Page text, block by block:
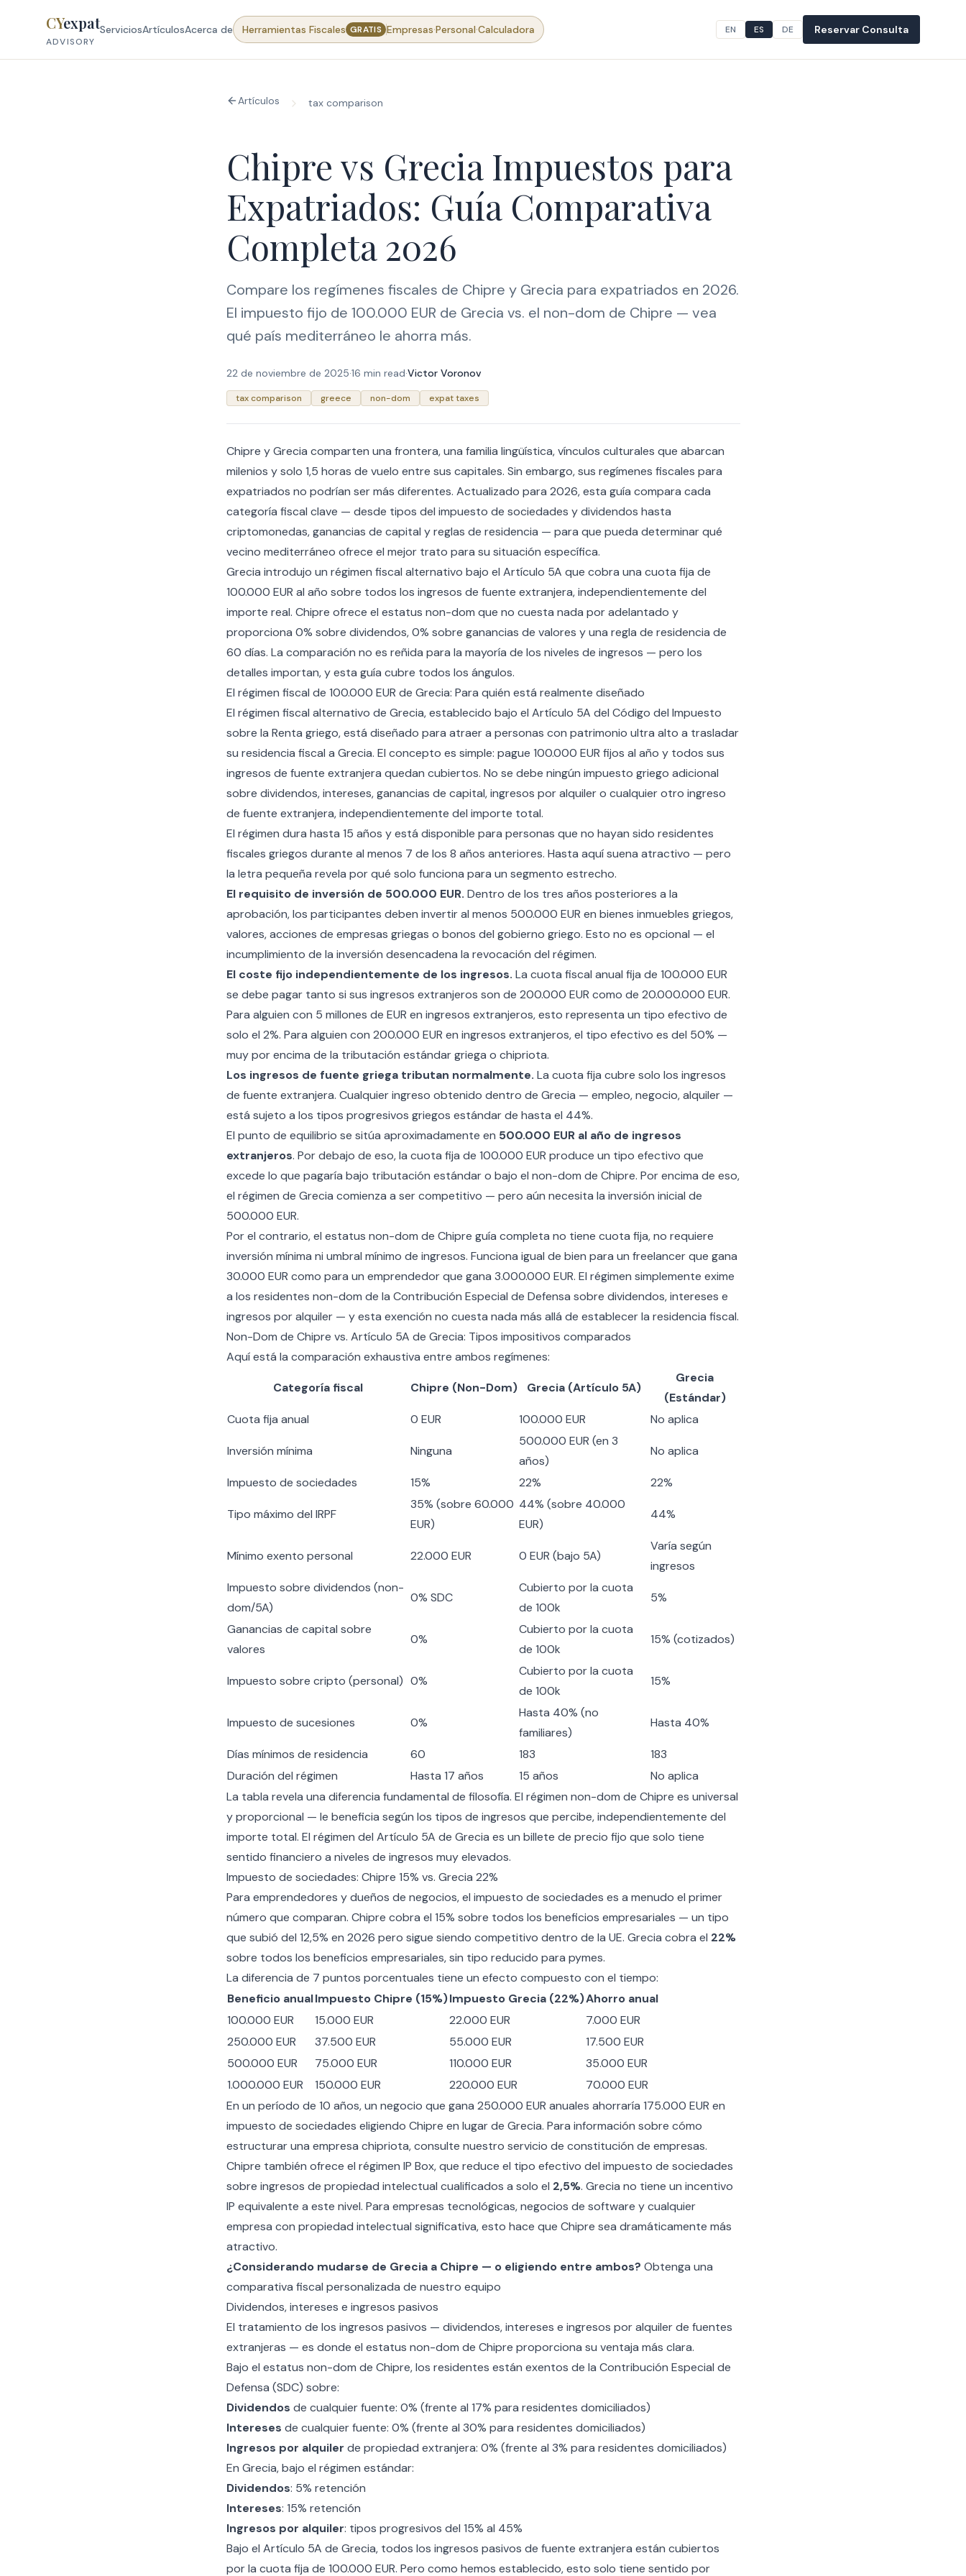
CYexpat
ADVISORY
ServiciosArtículosAcerca de Herramientas Fiscales GRATIS Empresas·Personal·Calculadora EN ES DE Reservar Consulta
Artículos tax comparison
Chipre vs Grecia Impuestos para
Expatriados: Guía Comparativa
Completa 2026
Compare los regímenes fiscales de Chipre y Grecia para expatriados en 2026.
El impuesto fijo de 100.000 EUR de Grecia vs. el non-dom de Chipre — vea
qué país mediterráneo le ahorra más.
22 de noviembre de 2025·16 min read·Victor Voronov
tax comparison greece non-dom expat taxes
Chipre y Grecia comparten una frontera, una familia lingüística, vínculos culturales que abarcan
milenios y solo 1,5 horas de vuelo entre sus capitales. Sin embargo, sus regímenes fiscales para
expatriados no podrían ser más diferentes. Actualizado para 2026, esta guía compara cada
categoría fiscal clave — desde tipos del impuesto de sociedades y dividendos hasta
criptomonedas, ganancias de capital y reglas de residencia — para que pueda determinar qué
vecino mediterráneo ofrece el mejor trato para su situación específica.
Grecia introdujo un régimen fiscal alternativo bajo el Artículo 5A que cobra una cuota fija de
100.000 EUR al año sobre todos los ingresos de fuente extranjera, independientemente del
importe real. Chipre ofrece el estatus non-dom que no cuesta nada por adelantado y
proporciona 0% sobre dividendos, 0% sobre ganancias de valores y una regla de residencia de
60 días. La comparación no es reñida para la mayoría de los niveles de ingresos — pero los
detalles importan, y esta guía cubre todos los ángulos.
El régimen fiscal de 100.000 EUR de Grecia: Para quién está realmente diseñado
El régimen fiscal alternativo de Grecia, establecido bajo el Artículo 5A del Código del Impuesto
sobre la Renta griego, está diseñado para atraer a personas con patrimonio ultra alto a trasladar
su residencia fiscal a Grecia. El concepto es simple: pague 100.000 EUR fijos al año y todos sus
ingresos de fuente extranjera quedan cubiertos. No se debe ningún impuesto griego adicional
sobre dividendos, intereses, ganancias de capital, ingresos por alquiler o cualquier otro ingreso
de fuente extranjera, independientemente del importe total.
El régimen dura hasta 15 años y está disponible para personas que no hayan sido residentes
fiscales griegos durante al menos 7 de los 8 años anteriores. Hasta aquí suena atractivo — pero
la letra pequeña revela por qué solo funciona para un segmento estrecho.
El requisito de inversión de 500.000 EUR. Dentro de los tres años posteriores a la
aprobación, los participantes deben invertir al menos 500.000 EUR en bienes inmuebles griegos,
valores, acciones de empresas griegas o bonos del gobierno griego. Esto no es opcional — el
incumplimiento de la inversión desencadena la revocación del régimen.
El coste fijo independientemente de los ingresos. La cuota fiscal anual fija de 100.000 EUR
se debe pagar tanto si sus ingresos extranjeros son de 200.000 EUR como de 20.000.000 EUR.
Para alguien con 5 millones de EUR en ingresos extranjeros, esto representa un tipo efectivo de
solo el 2%. Para alguien con 200.000 EUR en ingresos extranjeros, el tipo efectivo es del 50% —
muy por encima de la tributación estándar griega o chipriota.
Los ingresos de fuente griega tributan normalmente. La cuota fija cubre solo los ingresos
de fuente extranjera. Cualquier ingreso obtenido dentro de Grecia — empleo, negocio, alquiler —
está sujeto a los tipos progresivos griegos estándar de hasta el 44%.
El punto de equilibrio se sitúa aproximadamente en 500.000 EUR al año de ingresos
extranjeros. Por debajo de eso, la cuota fija de 100.000 EUR produce un tipo efectivo que
excede lo que pagaría bajo tributación estándar o bajo el non-dom de Chipre. Por encima de eso,
el régimen de Grecia comienza a ser competitivo — pero aún necesita la inversión inicial de
500.000 EUR.
Por el contrario, el estatus non-dom de Chipre guía completa no tiene cuota fija, no requiere
inversión mínima ni umbral mínimo de ingresos. Funciona igual de bien para un freelancer que gana
30.000 EUR como para un emprendedor que gana 3.000.000 EUR. El régimen simplemente exime
a los residentes non-dom de la Contribución Especial de Defensa sobre dividendos, intereses e
ingresos por alquiler — y esta exención no cuesta nada más allá de establecer la residencia fiscal.
Non-Dom de Chipre vs. Artículo 5A de Grecia: Tipos impositivos comparados
Aquí está la comparación exhaustiva entre ambos regímenes:
Categoría fiscal Chipre (Non-Dom) Grecia (Artículo 5A)
Grecia
(Estándar)
Cuota fija anual
0 EUR 100.000 EUR No aplica
Inversión mínima Ninguna
500.000 EUR (en 3
años)
No aplica
Impuesto de sociedades 15% 22% 22%
Tipo máximo del IRPF
35% (sobre 60.000
EUR)
44% (sobre 40.000
EUR)
44%
Mínimo exento personal 22.000 EUR 0 EUR (bajo 5A)
Varía según
ingresos
Impuesto sobre dividendos (non-
dom/5A)
0% SDC
Cubierto por la cuota
de 100k
5%
Ganancias de capital sobre
valores
0%
Cubierto por la cuota
de 100k
15% (cotizados)
Impuesto sobre cripto (personal) 0%
Cubierto por la cuota
de 100k
15%
Impuesto de sucesiones 0%
Hasta 40% (no
familiares)
Hasta 40%
Días mínimos de residencia 60 183
183
Duración del régimen
Hasta 17 años 15 años
No aplica
La tabla revela una diferencia fundamental de filosofía. El régimen non-dom de Chipre es universal
y proporcional — le beneficia según los tipos de ingresos que percibe, independientemente del
importe total. El régimen del Artículo 5A de Grecia es un billete de precio fijo que solo tiene
sentido financiero a niveles de ingresos muy elevados.
Impuesto de sociedades: Chipre 15% vs. Grecia 22%
Para emprendedores y dueños de negocios, el impuesto de sociedades es a menudo el primer
número que comparan. Chipre cobra el 15% sobre todos los beneficios empresariales — un tipo
que subió del 12,5% en 2026 pero sigue siendo competitivo dentro de la UE. Grecia cobra el 22%
sobre todos los beneficios empresariales, sin tipo reducido para pymes.
La diferencia de 7 puntos porcentuales tiene un efecto compuesto con el tiempo:
Beneficio anualImpuesto Chipre (15%)Impuesto Grecia (22%)Ahorro anual
100.000 EUR
15.000 EUR 22.000 EUR
7.000 EUR
250.000 EUR
37.500 EUR 55.000 EUR
17.500 EUR
500.000 EUR
75.000 EUR 110.000 EUR
35.000 EUR
1.000.000 EUR
150.000 EUR 220.000 EUR
70.000 EUR
En un período de 10 años, un negocio que gana 250.000 EUR anuales ahorraría 175.000 EUR en
impuesto de sociedades eligiendo Chipre en lugar de Grecia. Para información sobre cómo
estructurar una empresa chipriota, consulte nuestro servicio de constitución de empresas.
Chipre también ofrece el régimen IP Box, que reduce el tipo efectivo del impuesto de sociedades
sobre ingresos de propiedad intelectual cualificados a solo el 2,5%. Grecia no tiene un incentivo
IP equivalente a este nivel. Para empresas tecnológicas, negocios de software y cualquier
empresa con propiedad intelectual significativa, esto hace que Chipre sea dramáticamente más
atractivo.
¿Considerando mudarse de Grecia a Chipre — o eligiendo entre ambos? Obtenga una
comparativa fiscal personalizada de nuestro equipo
Dividendos, intereses e ingresos pasivos
El tratamiento de los ingresos pasivos — dividendos, intereses e ingresos por alquiler de fuentes
extranjeras — es donde el estatus non-dom de Chipre proporciona su ventaja más clara.
Bajo el estatus non-dom de Chipre, los residentes están exentos de la Contribución Especial de
Defensa (SDC) sobre:
Dividendos de cualquier fuente: 0% (frente al 17% para residentes domiciliados)
Intereses de cualquier fuente: 0% (frente al 30% para residentes domiciliados)
Ingresos por alquiler de propiedad extranjera: 0% (frente al 3% para residentes domiciliados)
En Grecia, bajo el régimen estándar:
Dividendos: 5% retención
Intereses: 15% retención
Ingresos por alquiler: tipos progresivos del 15% al 45%
Bajo el Artículo 5A de Grecia, todos los ingresos pasivos de fuente extranjera están cubiertos
por la cuota fija de 100.000 EUR. Pero como hemos establecido, esto solo tiene sentido por